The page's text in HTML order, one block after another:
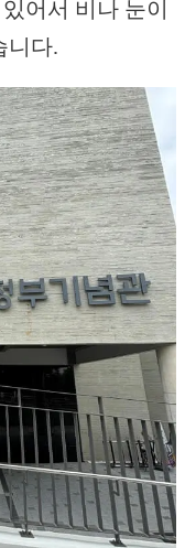
어서 비나 눈이
니다.